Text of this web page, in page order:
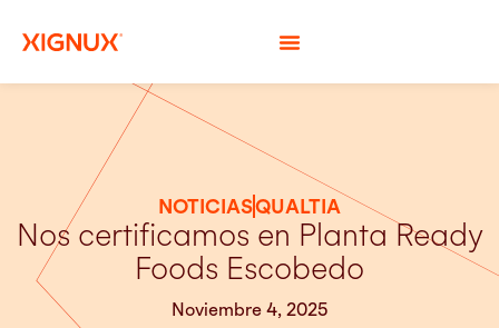
NOTICIASQUALTIA
Nos certificamos en Planta Ready
Foods Escobedo
Noviembre 4, 2025